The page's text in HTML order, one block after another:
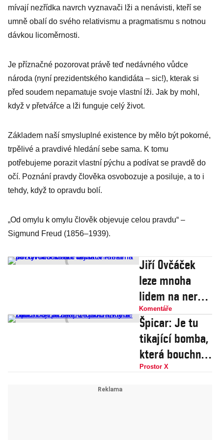
mívají nezřídka navrch vyznavači lži a nenávisti, kteří se
umně obalí do svého relativismu a pragmatismu s notnou
dávkou licoměrnosti.
Je příznačné pozorovat právě teď nedávného vůdce
národa (nyní prezidentského kandidáta – sic!), kterak si
před soudem nepamatuje svoje vlastní lži. Jak by mohl,
když v přetvářce a lži funguje celý život.
Základem naší smysluplné existence by mělo být pokorné,
trpělivé a pravdivé hledání sebe sama. K tomu
potřebujeme porazit vlastní pýchu a podívat se pravdě do
očí. Poznání pravdy člověka osvobozuje a posiluje, a to i
tehdy, když to opravdu bolí.
„Od omylu k omylu člověk objevuje celou pravdu“ –
Sigmund Freud (1856–1939).
Jiří Ovčáček
leze mnoha
lidem na nervy.
Teď se ale
blýskl v rámci
pozitivní
sociální
deviace –
Komentáře
Špicar: Je tu
tikající bomba,
která bouchne
začátkem roku.
Prostor X